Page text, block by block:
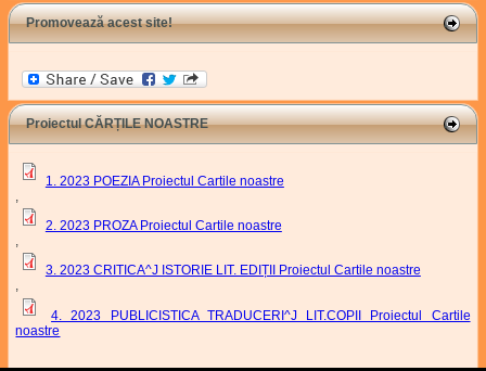
Promovează acest site!
Proiectul CĂRȚILE NOASTRE
1. 2023 POEZIA Proiectul Cartile noastre
2. 2023 PROZA Proiectul Cartile noastre
,
3. 2023 CRITICA^J ISTORIE LIT. EDIȚII Proiectul Cartile noastre
,
4. 2023 PUBLICISTICA TRADUCERI^J LIT.COPII Proiectul Cartile
noastre